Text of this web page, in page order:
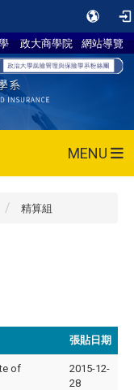
政大商學院 網站導覽
MENU
精算組
張貼日期
of
2015-12-
28